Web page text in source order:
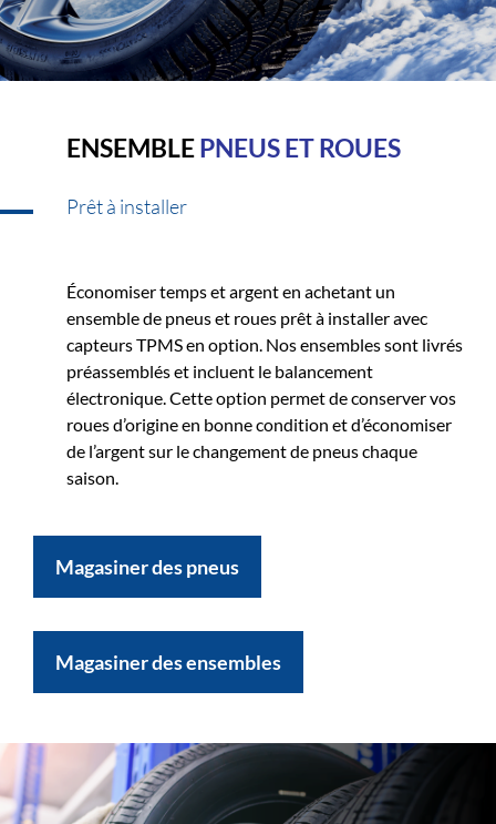
ENSEMBLEPNEUS ET ROUES
Prêt à installer
Économiser temps et argent en achetant un
ensemble de pneus et roues prêt à installer avec
capteurs TPMS en option. Nos ensembles sont livrés
préassemblés et incluent le balancement
électronique. Cette option permet de conserver vos
roues d’origine en bonne condition et d’économiser
de l’argent sur le changement de pneus chaque
saison.
Magasiner des pneus
Magasiner des ensembles